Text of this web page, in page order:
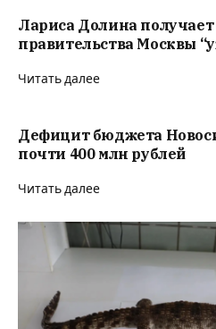
Лариса Долина
правительства Москвы
Читать далее
Дефицит бюджета
почти 400 млн рублей
Читать далее